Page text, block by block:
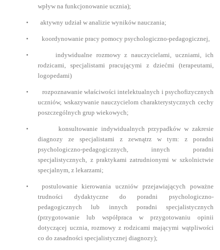
wpływ na funkcjonowanie ucznia);
•aktywny udział w analizie wyników nauczania;
•koordynowanie pracy pomocy psychologiczno-pedagogicznej,
•
indywidualne rozmowy z nauczycielami, uczniami, ich
rodzicami, specjalistami pracującymi z dziećmi (terapeutami,
logopedami)
•rozpoznawanie właściwości intelektualnych i psychofizycznych
uczniów, wskazywanie nauczycielom charakterystycznych cechy
poszczególnych grup wiekowych;
•
konsultowanie indywidualnych przypadków w zakresie
diagnozy ze specjalistami z zewnątrz w tym: z poradni
psychologiczno-pedagogicznych, innych poradni
specjalistycznych, z praktykami zatrudnionymi w szkolnictwie
specjalnym, z lekarzami;
•
postulowanie kierowania uczniów przejawiających poważne
trudności dydaktyczne do poradni psychologiczno-
pedagogicznych lub innych poradni specjalistycznych
(przygotowanie lub współpraca w przygotowaniu opinii
dotyczącej ucznia, rozmowy z rodzicami mającymi wątpliwości
co do zasadności specjalistycznej diagnozy);